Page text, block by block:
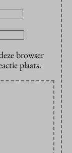
browser
plaats.